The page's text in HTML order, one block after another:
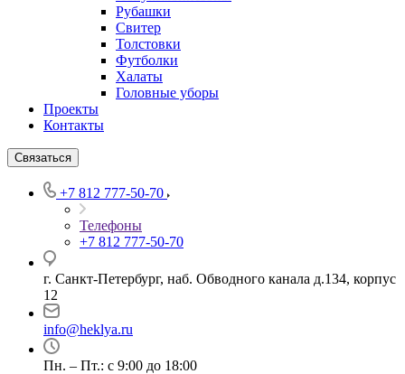
Рубашки
Свитер
Толстовки
Футболки
Халаты
Головные уборы
Проекты
Контакты
Связаться
+7 812 777-50-70
Телефоны
+7 812 777-50-70
г. Санкт-Петербург, наб. Обводного канала д.134, корпус
12
info@heklya.ru
Пн. – Пт.: с 9:00 до 18:00